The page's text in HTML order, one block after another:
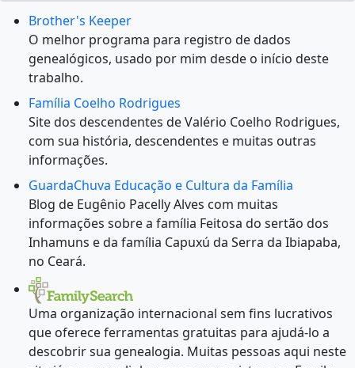
Brother's Keeper
O melhor programa para registro de dados
genealógicos, usado por mim desde o início deste
trabalho.
Família Coelho Rodrigues
Site dos descendentes de Valério Coelho Rodrigues,
com sua história, descendentes e muitas outras
informações.
GuardaChuva Educação e Cultura da Família
Blog de Eugênio Pacelly Alves com muitas
informações sobre a família Feitosa do sertão dos
Inhamuns e da família Capuxú da Serra da Ibiapaba,
no Ceará.
Uma organização internacional sem fins lucrativos
que oferece ferramentas gratuitas para ajudá-lo a
descobrir sua genealogia. Muitas pessoas aqui neste